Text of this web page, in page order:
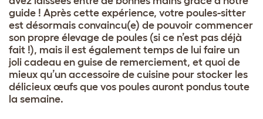
guide ! Après cette expérience, votre poules-sitter
est désormais convaincu(e) de pouvoir commencer
son propre élevage de poules (si ce n’est pas déjà
fait !), mais il est également temps de lui faire un
joli cadeau en guise de remerciement, et quoi de
mieux qu’un accessoire de cuisine pour stocker les
délicieux œufs que vos poules auront pondus toute
la semaine.